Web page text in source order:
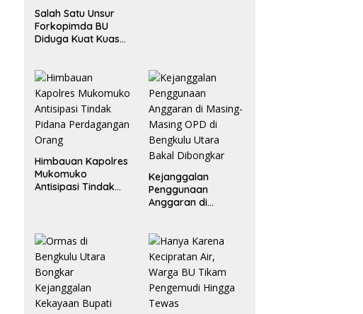
Salah Satu Unsur
Forkopimda BU
Diduga Kuat Kuasai
Laki Lapor
Kejagung
Himbauan Kapolres
Mukomuko
Antisipasi Tindak
Kejanggalan
Penggunaan
Anggaran di
Bakal Dibongkar